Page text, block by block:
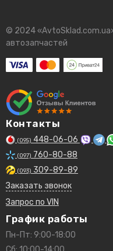
© 2024
автозапчастей
Контакты
(095) 448-06-06
(097) 760-80-88
(093) 309-89-89
Заказать звонок
Запрос по VIN
График работы
Пн-Пт: 9:00-18:00